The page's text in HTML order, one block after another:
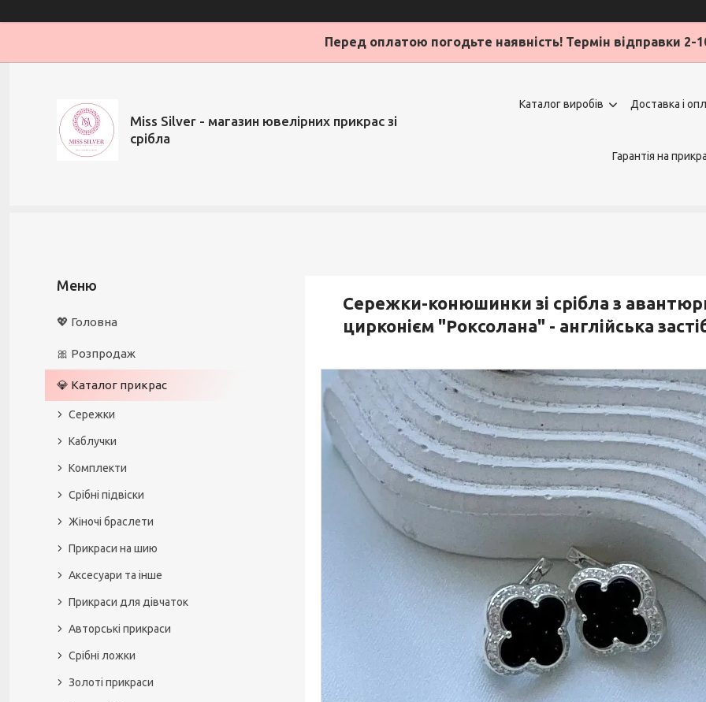
Перед оплатою погодьте наявність! Термін відправки 2-
Miss Silver - магазин ювелірних прикрас зі
срібла
Каталог виробів Доставка і
Гарантія на
Сережки-конюшинки зі срібла з
цирконієм "Роксолана" - англійська
💖 Головна
🎀 Розпродаж
💎 Каталог прикрас
Сережки
Каблучки
Комплекти
Срібні підвіски
Жіночі браслети
Прикраси на шию
Аксесуари та інше
Прикраси для дівчаток
Авторські прикраси
Срібні ложки
Золоті прикраси